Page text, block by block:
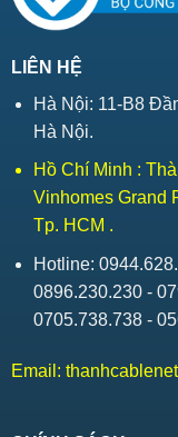
LIÊN HỆ
Hà Nội: 11-B8
Hà Nội.
Hồ Chí Minh :
Vinhomes Grand
Tp. HCM .
Hotline:
0896.230.230 -
0705.738.738 -
Email: